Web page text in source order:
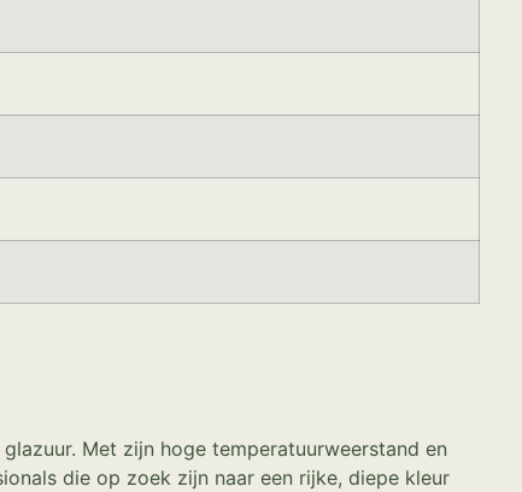
Met zijn hoge temperatuurweerstand en
die op zoek zijn naar een rijke, diepe kleur